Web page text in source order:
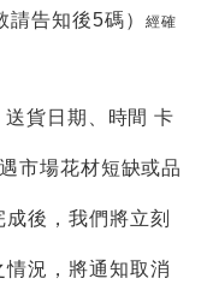
告知後5碼）
經確
貨日期、時間 卡
市場花材短缺或品
後，我們將立刻
況，將通知取消